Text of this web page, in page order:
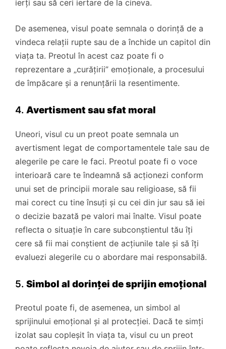
ierți sau să ceri iertare de la cineva.
De asemenea, visul poate semnala o dorință de a
vindeca relații rupte sau de a închide un capitol din
viața ta. Preotul în acest caz poate fi o
reprezentare a „curățirii” emoționale, a procesului
de împăcare și a renunțării la resentimente.
4. Avertisment sau sfat moral
Uneori, visul cu un preot poate semnala un
avertisment legat de comportamentele tale sau de
alegerile pe care le faci. Preotul poate fi o voce
interioară care te îndeamnă să acționezi conform
unui set de principii morale sau religioase, să fii
mai corect cu tine însuți și cu cei din jur sau să iei
o decizie bazată pe valori mai înalte. Visul poate
reflecta o situație în care subconștientul tău îți
cere să fii mai conștient de acțiunile tale și să îți
evaluezi alegerile cu o abordare mai responsabilă.
5. Simbol al dorinței de sprijin emoțional
Preotul poate fi, de asemenea, un simbol al
sprijinului emoțional și al protecției. Dacă te simți
izolat sau copleșit în viața ta, visul cu un preot